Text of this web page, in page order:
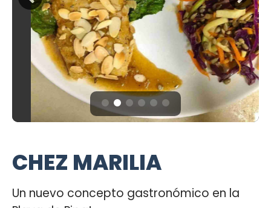
CHEZ MARILIA
Un nuevo concepto gastronómico en la